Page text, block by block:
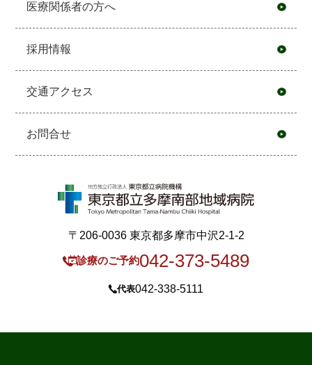
医療関係者の方へ
採用情報
交通アクセス
お問合せ
〒206-0036 東京都多摩市中沢2-1-2
診療のご予約042-373-5489
代表042-338-5111